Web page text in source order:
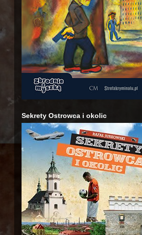
Sekrety Ostrowca i okolic